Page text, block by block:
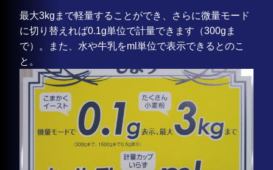
最大3kgまで軽量することができ、さらに微量モード
に切り替えれば0.1g単位で計量できます（300gま
で）。また、水や牛乳をml単位で表示できるとのこ
と。